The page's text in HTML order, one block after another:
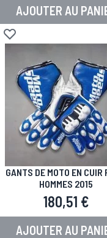
AJOUTER AU
Ajouter à la liste d'achats
GANTS DE MOTO EN CUIR
HOMMES 2015
180,51 €
AJOUTER AU